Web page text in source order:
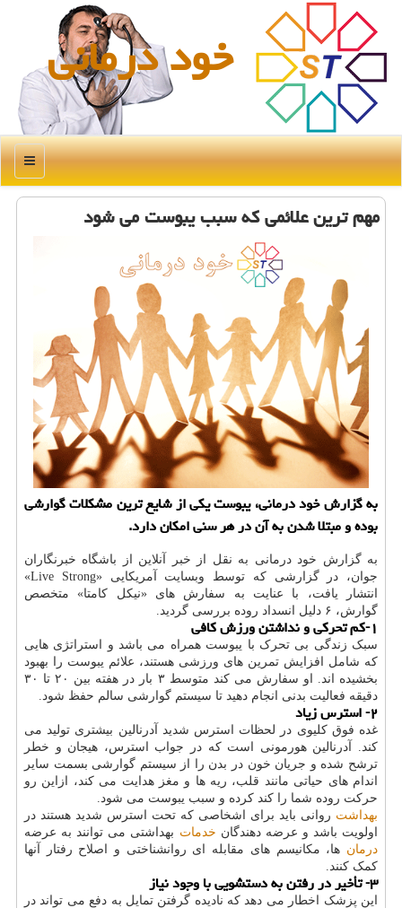
خود درمانی
منو
مهم ترین علائمی که سبب یبوست می شود
به گزارش خود درمانی، یبوست یکی از شایع ترین مشکلات گوارشی
بوده و مبتلا شدن به آن در هر سنی امکان دارد.
به گزارش خود درمانی به نقل از خبر آنلاین از باشگاه خبرنگاران
جوان، در گزارشی که توسط وبسایت آمریکایی «Live Strong»
انتشار یافت، با عنایت به سفارش های «نیکل کامتا» متخصص
گوارش، ۶ دلیل انسداد روده بررسی گردید.
۱-کم تحرکی و نداشتن ورزش کافی
سبک زندگی بی تحرک با یبوست همراه می باشد و استراتژی هایی
که شامل افزایش تمرین های ورزشی هستند، علائم یبوست را بهبود
بخشیده اند. او سفارش می کند متوسط ۳ بار در هفته بین ۲۰ تا ۳۰
دقیقه فعالیت بدنی انجام دهید تا سیستم گوارشی سالم حفظ شود.
۲- استرس زیاد
غده فوق کلیوی در لحظات استرس شدید آدرنالین بیشتری تولید می
کند. آدرنالین هورمونی است که در جواب استرس، هیجان و خطر
ترشح شده و جریان خون در بدن را از سیستم گوارشی بسمت سایر
اندام های حیاتی مانند قلب، ریه ها و مغز هدایت می کند، ازاین رو
حرکت روده شما را کند کرده و سبب یبوست می شود.
بهداشت روانی باید برای اشخاصی که تحت استرس شدید هستند در
اولویت باشد و عرضه دهندگان خدمات بهداشتی می توانند به عرضه
درمان ها، مکانیسم های مقابله ای روانشناختی و اصلاح رفتار آنها
کمک کنند.
۳- تأخیر در رفتن به دستشویی با وجود نیاز
این پزشک اخطار می دهد که نادیده گرفتن تمایل به دفع می تواند در